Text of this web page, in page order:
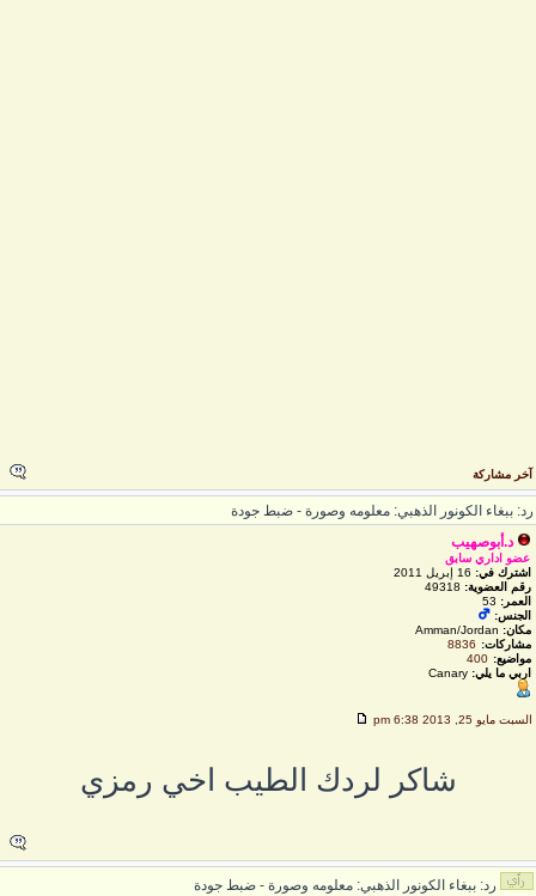
آخر مشاركة
ببغاء الكونور الذهبي: معلومه وصورة - ضبط جودة
د.أبوصهيب
عضو اداري سابق
اشترك في:16 إبريل 2011
رقم العضوية:49318
العمر: 53
الجنس:
مكان:Amman/Jordan
مشاركات:
8836
مواضيع:
400
اربي ما يلي:Canary
السبت مايو 25, 2013 6:38 pm
شاكر لردك الطيب اخي رمزي
رد: ببغاء الكونور الذهبي: معلومه وصورة - ضبط جودة